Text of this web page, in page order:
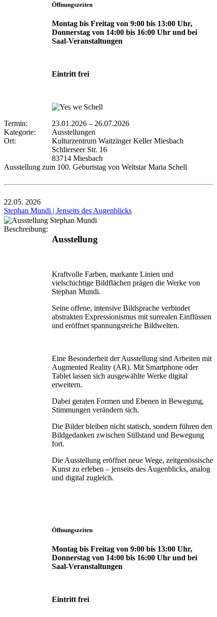
Öffnungszeiten
Montag bis Freitag von 9:00 bis 13:00 Uhr,
Donnerstag von 14:00 bis 16:00 Uhr und bei
Saal-Veranstaltungen
Eintritt frei
Termin: 23.01.2026 – 26.07.2026
Kategorie:
Ausstellungen
Ort:
Kulturzentrum Waitzinger Keller Miesbach
Schlierseer Str. 16
83714 Miesbach
Ausstellung zum 100. Geburtstag von Weltstar Maria Schell
22.05. 2026
Stephan Mundi | Jenseits des Augenblicks
Beschreibung:
Ausstellung
Kraftvolle Farben, markante Linien und
vielschichtige Bildflächen prägen die Werke von
Stephan Mundi.
Seine offene, intensive Bildsprache verbindet
abstrakten Expressionismus mit surrealen Einflüssen
und eröffnet spannungsreiche Bildwelten.
Eine Besonderheit der Ausstellung sind Arbeiten mit
Augmented Reality (AR). Mit Smartphone oder
Tablet lassen sich ausgewählte Werke digital
erweitern.
Dabei geraten Formen und Ebenen in Bewegung,
Stimmungen verändern sich.
Die Bilder bleiben nicht statisch, sondern führen den
Bildgedanken zwischen Stillstand und Bewegung
fort.
Die Ausstellung eröffnet neue Wege, zeitgenössische
Kunst zu erleben – jenseits des Augenblicks, analog
und digital zugleich.
Öffnungszeiten
Montag bis Freitag von 9:00 bis 13:00 Uhr,
Donnerstag von 14:00 bis 16:00 Uhr und bei
Saal-Veranstaltungen
Eintritt frei